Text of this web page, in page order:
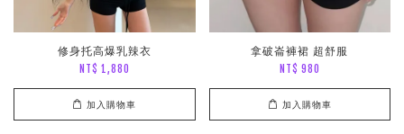
修身托高爆乳辣衣
NT$ 1,880
加入購物車
拿破崙褲裙 超舒服
NT$ 980
加入購物車